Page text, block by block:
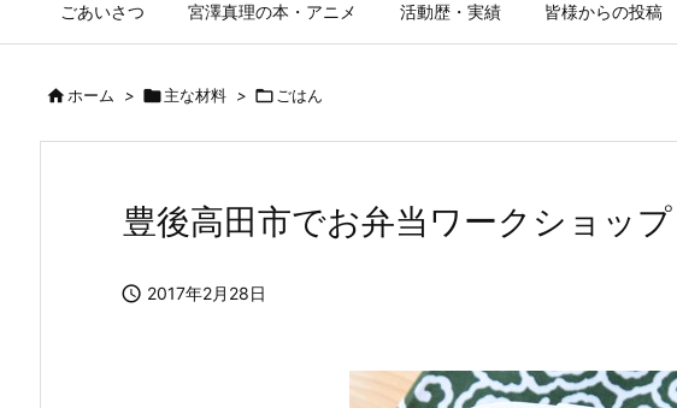
ごあいさつ 宮澤真理の本・アニメ 活動歴・実績 皆様からの投稿
ホーム > 主な材料 >  ごはん
豊後高田市でお弁当ワークショップ
 2017年2月28日